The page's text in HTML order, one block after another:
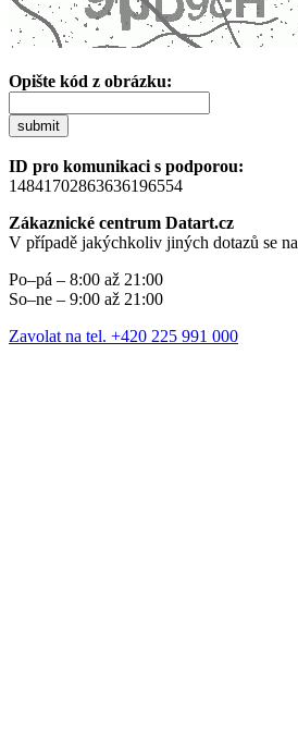
Opište kód z obrázku:
submit
ID pro komunikaci s podporou:
14841702863636196554
Zákaznické centrum Datart.cz
V případě jakýchkoliv jiných dotazů se
Po–pá – 8:00 až 21:00
So–ne – 9:00 až 21:00
Zavolat na tel. +420 225 991 000